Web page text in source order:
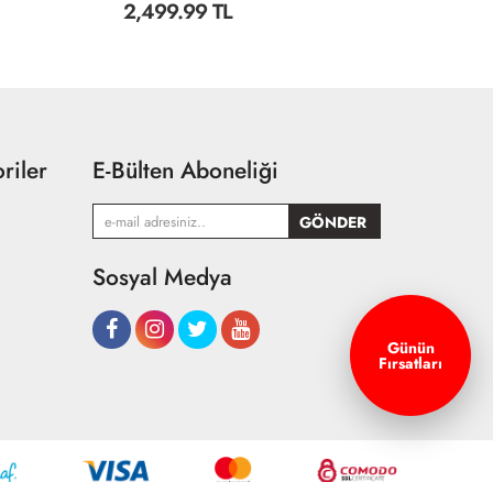
1,799.99 TL
E-Bülten Aboneliği
Sosyal Medya
Günün
Fırsatları